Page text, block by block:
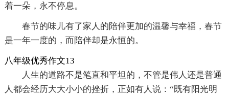
着一朵，永不停息。
春节的味儿有了家人的陪伴更加的温馨与幸福，春节
是一年一度的，而陪伴却是永恒的。
八年级优秀作文13
人生的道路不是笔直和平坦的，不管是伟人还是普通
人都会经历大大小小的挫折，正如有人说：“既有阳光明